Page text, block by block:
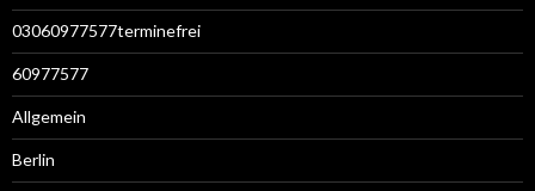
03060977577terminefrei
60977577
Allgemein
Berlin